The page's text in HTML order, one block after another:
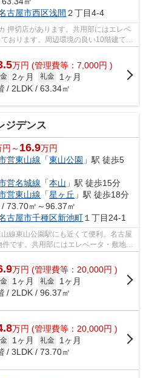
古屋市西区浅間 ２丁目4-4
押切店があります。共用部にはエレベ
おります。周辺環境の良い10階建ての
万円 (管理費等：7,000円 )
2ヶ月 礼金
1ヶ月
/ 2LDK / 63.34㎡
ジデンス
円～ 16.9万円
営東山線 「東山公園 」駅 徒歩5
営名城線 「本山 」駅 徒歩15分
営東山線 「星ヶ丘 」駅 徒歩18分
73.70㎡～96.37㎡
古屋市千種区新池町 １丁目24-1
線東山公園駅にも近くて便利。名古屋
です。共用部にはエレベータ・敷地内
が...
万円 (管理費等：20,000円 )
1ヶ月 礼金
1ヶ月
/ 2LDK / 96.37㎡
万円 (管理費等：20,000円 )
1ヶ月 礼金
1ヶ月
/ 3LDK / 73.70㎡